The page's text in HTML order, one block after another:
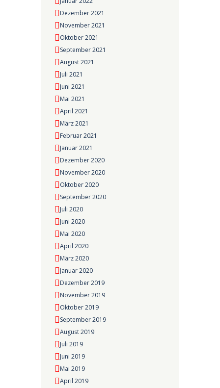
Dezember 2021
November 2021
Oktober 2021
September 2021
August 2021
Juli 2021
Juni 2021
Mai 2021
April 2021
März 2021
Februar 2021
Januar 2021
Dezember 2020
November 2020
Oktober 2020
September 2020
Juli 2020
Juni 2020
Mai 2020
April 2020
März 2020
Januar 2020
Dezember 2019
November 2019
Oktober 2019
September 2019
August 2019
Juli 2019
Juni 2019
Mai 2019
April 2019